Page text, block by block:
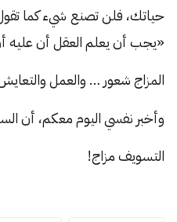
حياتك، فلن تصنع شيء كما
«يجب أن يعلم العقل أن عليه
المزاج شعور … والعمل
وأخبر نفسي اليوم معكم، أن
التسويف مزاج!